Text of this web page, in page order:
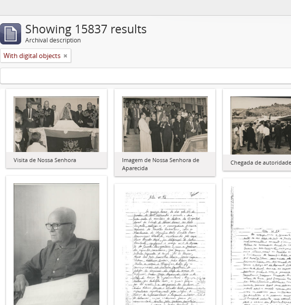
Showing 15837 results
Archival description
With digital objects
Visita de Nossa Senhora
Imagem de Nossa Senhora de
Aparecida
Chegada de